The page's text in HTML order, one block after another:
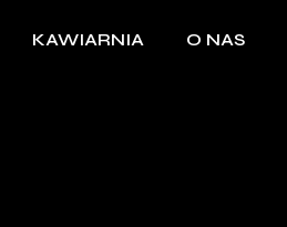
KAWIARNIA O NAS